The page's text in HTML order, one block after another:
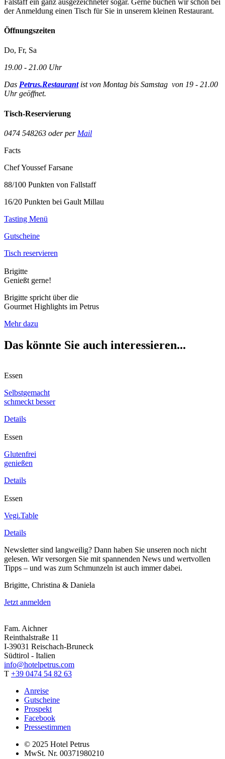
der Anmeldung einen Tisch für Sie in unserem kleinen Restaurant.
Öffnungszeiten
Do, Fr, Sa
19.00 - 21.00 Uhr
Das Petrus.Restaurant ist von Montag bis Samstag von 19 - 21.00
Uhr geöffnet.
Tisch-Reservierung
0474 548263 oder per Mail
Facts
Chef Youssef Farsane
88/100 Punkten von Fallstaff
16/20 Punkten bei Gault Millau
Tasting Menü
Gutscheine
Tisch reservieren
Brigitte
Genießt gerne!
Brigitte spricht über die
Gourmet Highlights im Petrus
Mehr dazu
Das könnte Sie auch interessieren...
Essen
Selbstgemacht
schmeckt besser
Details
Essen
Glutenfrei
genießen
Details
Essen
Vegi.Table
Details
Newsletter sind langweilig? Dann haben Sie unseren noch nicht
gelesen. Wir versorgen Sie mit spannenden News und wertvollen
Tipps – und was zum Schmunzeln ist auch immer dabei.
Brigitte, Christina & Daniela
Jetzt anmelden
Fam. Aichner
Reinthalstraße 11
I-39031 Reischach-Bruneck
Südtirol - Italien
info@hotelpetrus.com
T +39 0474 54 82 63
Anreise
Gutscheine
Prospekt
Facebook
Pressestimmen
© 2025 Hotel Petrus
MwSt. Nr. 00371980210